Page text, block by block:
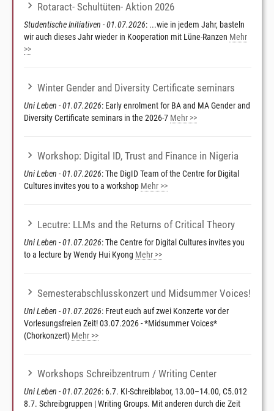
Rotaract- Schultüten- Aktion 2026
Studentische Initiativen - 01.07.2026: ...wie in jedem Jahr, basteln
wir auch dieses Jahr wieder in Kooperation mit Lüne-Ranzen Mehr
>>
Winter Gender and Diversity Certificate seminars
Uni Leben - 01.07.2026: Early enrolment for BA and MA Gender and
Diversity Certificate seminars in the 2026-7 Mehr >>
Workshop: Digital ID, Trust and Finance in Nigeria
Uni Leben - 01.07.2026: The DigID Team of the Centre for Digital
Cultures invites you to a workshop Mehr >>
Lecutre: LLMs and the Returns of Critical Theory
Uni Leben - 01.07.2026: The Centre for Digital Cultures invites you
to a lecture by Wendy Hui Kyong Mehr >>
Semesterabschlusskonzert und Midsummer Voices!
Uni Leben - 01.07.2026: Freut euch auf zwei Konzerte vor der
Vorlesungsfreien Zeit! 03.07.2026 - *Midsummer Voices*
(Chorkonzert) Mehr >>
Workshops Schreibzentrum / Writing Center
Uni Leben - 01.07.2026: 6.7. KI-Schreiblabor, 13.00–14.00, C5.012
8.7. Schreibgruppen | Writing Groups. Mit anderen durch die Zeit